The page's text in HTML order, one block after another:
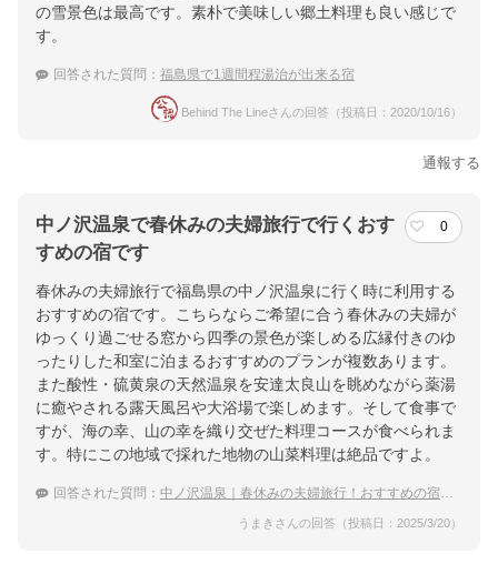
の雪景色は最高です。素朴で美味しい郷土料理も良い感じで
す。
回答された質問： 福島県で1週間程湯治が出来る宿
Behind The Lineさんの回答（投稿日：2020/10/16）
通報する
中ノ沢温泉で春休みの夫婦旅行で行くおす
すめの宿です
0
春休みの夫婦旅行で福島県の中ノ沢温泉に行く時に利用する
おすすめの宿です。こちらならご希望に合う春休みの夫婦が
ゆっくり過ごせる窓から四季の景色が楽しめる広縁付きのゆ
ったりした和室に泊まるおすすめのプランが複数あります。
また酸性・硫黄泉の天然温泉を安達太良山を眺めながら薬湯
に癒やされる露天風呂や大浴場で楽しめます。そして食事で
すが、海の幸、山の幸を織り交ぜた料理コースが食べられま
す。特にこの地域で採れた地物の山菜料理は絶品ですよ。
回答された質問： 中ノ沢温泉｜春休みの夫婦旅行！おすすめの宿は？
うまきさんの回答（投稿日：2025/3/20）